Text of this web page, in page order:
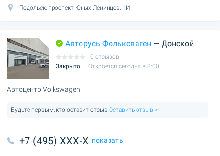
Подольск, проспект Юных Ленинцев, 1И
Авторусь Фольксваген — Донской
0 отзывов
Закрыто
Откроется сегодня в 8:00
Автоцентр Volkswagen.
Будьте первым, кто оставит отзыв Оставить отзыв >
+7 (495) XXX-X показать